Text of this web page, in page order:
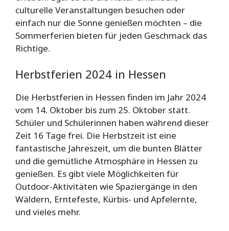
culturelle Veranstaltungen besuchen oder
einfach nur die Sonne genießen möchten – die
Sommerferien bieten für jeden Geschmack das
Richtige.
Herbstferien 2024 in Hessen
Die Herbstferien in Hessen finden im Jahr 2024
vom 14. Oktober bis zum 25. Oktober statt.
Schüler und Schülerinnen haben während dieser
Zeit 16 Tage frei. Die Herbstzeit ist eine
fantastische Jahreszeit, um die bunten Blätter
und die gemütliche Atmosphäre in Hessen zu
genießen. Es gibt viele Möglichkeiten für
Outdoor-Aktivitäten wie Spaziergänge in den
Wäldern, Erntefeste, Kürbis- und Apfelernte,
und vieles mehr.